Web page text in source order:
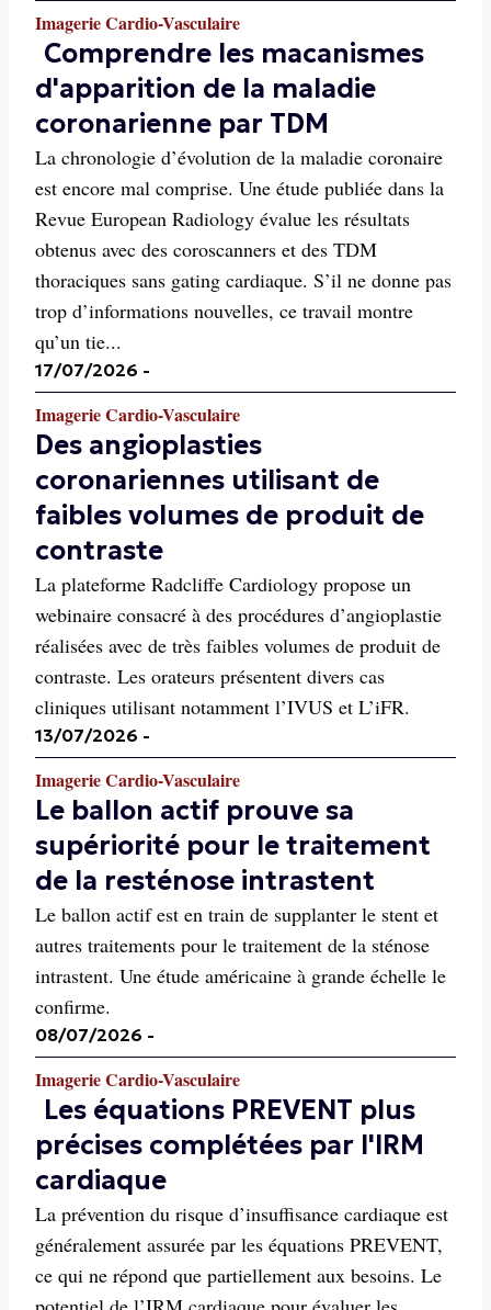
Imagerie Cardio-Vasculaire
Comprendre les macanismes
d'apparition de la maladie
coronarienne par TDM
La chronologie d’évolution de la maladie coronaire
est encore mal comprise. Une étude publiée dans la
Revue European Radiology évalue les résultats
obtenus avec des coroscanners et des TDM
thoraciques sans gating cardiaque. S’il ne donne pas
trop d’informations nouvelles, ce travail montre
qu’un tie...
17/07/2026 -
Imagerie Cardio-Vasculaire
Des angioplasties
coronariennes utilisant de
faibles volumes de produit de
contraste
La plateforme Radcliffe Cardiology propose un
webinaire consacré à des procédures d’angioplastie
réalisées avec de très faibles volumes de produit de
contraste. Les orateurs présentent divers cas
cliniques utilisant notamment l’IVUS et L’iFR.
13/07/2026 -
Imagerie Cardio-Vasculaire
Le ballon actif prouve sa
supériorité pour le traitement
de la resténose intrastent
Le ballon actif est en train de supplanter le stent et
autres traitements pour le traitement de la sténose
intrastent. Une étude américaine à grande échelle le
confirme.
08/07/2026 -
Imagerie Cardio-Vasculaire
Les équations PREVENT plus
précises complétées par l'IRM
cardiaque
La prévention du risque d’insuffisance cardiaque est
généralement assurée par les équations PREVENT,
ce qui ne répond que partiellement aux besoins. Le